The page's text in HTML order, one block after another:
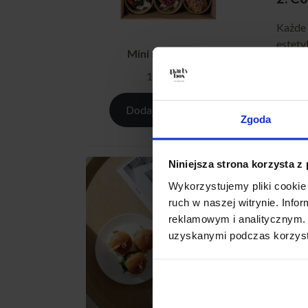
Zgoda
Niniejsza strona korzysta z
Wykorzystujemy pliki
ruch w naszej witrynie.
reklamowym i
uzyskanymi podczas
Mini salad box S
179,00zł
Dodaj do koszyka
jest
3.
Co
było
4.